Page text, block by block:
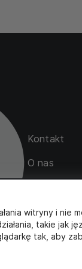
Kontakt
O nas
witryny i nie
takie jak
tak, aby